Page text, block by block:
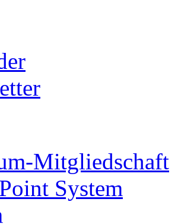
Mitgliedschaft
System